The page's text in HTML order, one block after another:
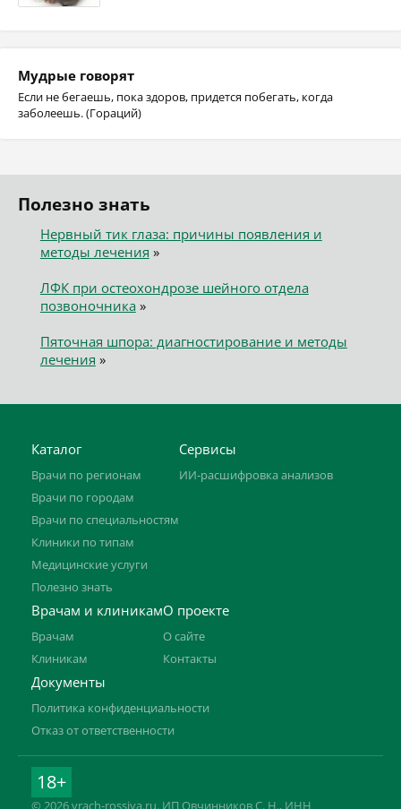
Мудрые говорят
Если не бегаешь, пока здоров, придется побегать, когда
заболеешь. (Гораций)
Полезно знать
Нервный тик глаза: причины появления и
методы лечения »
ЛФК при остеохондрозе шейного отдела
позвоночника»
Пяточная шпора: диагностирование и методы
лечения »
Каталог
Врачи по регионам
Врачи по городам
Врачи по специальностям
Клиники по типам
Медицинские услуги
Полезно знать
Сервисы
ИИ-расшифровка анализов
Врачам и клиникам
Врачам
Клиникам
О проекте
О сайте
Контакты
Документы
Политика конфиденциальности
Отказ от ответственности
18+
© 2026 vrach-rossiya.ru. ИП Овчинников С. Н., ИНН